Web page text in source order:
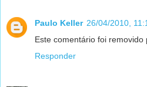
Paulo Keller 26/04/2010,
Este comentário foi removido
Responder